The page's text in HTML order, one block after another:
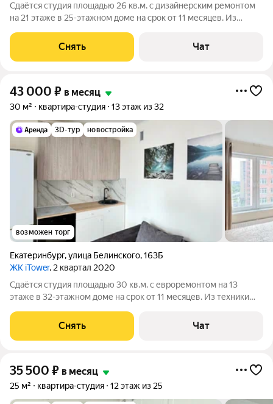
Сдаётся студия площадью 26 кв.м. с дизайнерским ремонтом
на 21 этаже в 25-этажном доме на срок от 11 месяцев. Из
Холодильник Микроволновка Дом - монолитный, окна выходят
во двор. Есть
Снять Чат
43 000 ₽ в месяц
30 м² квартира-студия 13 этаж из 32
3D-тур новостройка
возможен торг
Екатеринбург,улица Белинского,163Б
ЖК iTower, 2 квартал 2020
Сдаётся студия площадью 30 кв.м. с евроремонтом на 13
этаже в 32-этажном доме на срок от 11 месяцев. Из техники
монолитный, окна выходят во двор. Есть консьерж. В подъезде
4 лифта - 2 грузовых
Снять Чат
35 500 ₽ в месяц
25 м² квартира-студия 12 этаж из 25